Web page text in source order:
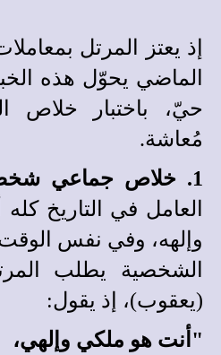
إذ يعتز المرتل
الماضي يحوّل هذه
حيّ، باختبار خلاص
مُعاشة.
1. خلاص جماعي شخصي
العامل في التاريخ
وإلهه، وفي نفس
الشخصية يطلب
(يعقوب)، إذ يقول:
"أنت هو ملكي وإلهي،